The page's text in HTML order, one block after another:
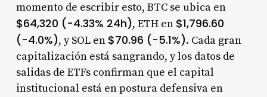
momento de escribir esto, BTC se ubica en
$64,320 (-4.33% 24h), ETH en $1,796.60
(-4.0%), y SOL en $70.96 (-5.1%). Cada gran
capitalización está sangrando, y los datos de
salidas de ETFs confirman que el capital
institucional está en postura defensiva en